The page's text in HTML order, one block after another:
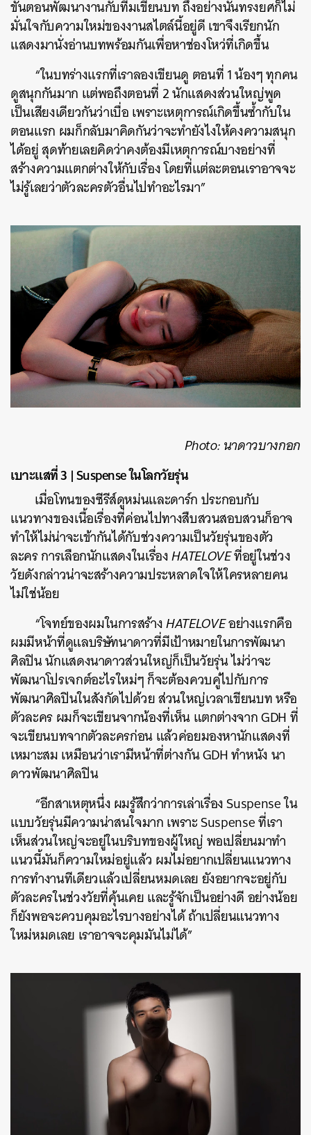
ขั้นตอนพัฒนางานกับทีมเขียนบท ถึงอย่างนั้นทรงยศก็ไม่
มั่นใจกับความใหม่ของงานสไตล์นี้อยู่ดี เขาจึงเรียกนัก
แสดงมานั่งอ่านบทพร้อมกันเพื่อหาช่องโหว่ที่เกิดขึ้น
“ในบทร่างแรกที่เราลองเขียนดู ตอนที่ 1 น้องๆ ทุกคน
ดูสนุกกันมาก แต่พอถึงตอนที่ 2 นักแสดงส่วนใหญ่พูด
เป็นเสียงเดียวกันว่าเบื่อ เพราะเหตุการณ์เกิดขึ้นซ้ำกับใน
ตอนแรก ผมก็กลับมาคิดกันว่าจะทำยังไงให้คงความสนุก
ได้อยู่ สุดท้ายเลยคิดว่าคงต้องมีเหตุการณ์บางอย่างที่
สร้างความแตกต่างให้กับเรื่อง โดยที่แต่ละตอนเราอาจจะ
ไม่รู้เลยว่าตัวละครตัวอื่นไปทำอะไรมา”
Photo: นาดาวบางกอก
เบาะแสที่ 3 | Suspense ในโลกวัยรุ่น
เมื่อโทนของซีรีส์ดูหม่นและดาร์ก ประกอบกับ
แนวทางของเนื้อเรื่องที่ค่อนไปทางสืบสวนสอบสวนก็อาจ
ทำให้ไม่น่าจะเข้ากันได้กับช่วงความเป็นวัยรุ่นของตัว
ละคร การเลือกนักแสดงในเรื่องHATELOVEที่อยู่ในช่วง
วัยดังกล่าวน่าจะสร้างความประหลาดใจให้ใครหลายคน
ไม่ใช่น้อย
“โจทย์ของผมในการสร้างHATELOVEอย่างแรกคือ
ผมมีหน้าที่ดูแลบริษัทนาดาวที่มีเป้าหมายในการพัฒนา
ศิลปิน นักแสดงนาดาวส่วนใหญ่ก็เป็นวัยรุ่น ไม่ว่าจะ
พัฒนาโปรเจกต์อะไรใหม่ๆ ก็จะต้องควบคู่ไปกับการ
พัฒนาศิลปินในสังกัดไปด้วย ส่วนใหญ่เวลาเขียนบท หรือ
ตัวละคร ผมก็จะเขียนจากน้องที่เห็น แตกต่างจาก GDH ที่
จะเขียนบทจากตัวละครก่อน แล้วค่อยมองหานักแสดงที่
เหมาะสม เหมือนว่าเรามีหน้าที่ต่างกัน GDH ทำหนัง นา
ดาวพัฒนาศิลปิน
“อีกสาเหตุหนึ่ง ผมรู้สึกว่าการเล่าเรื่อง Suspense ใน
แบบวัยรุ่นมีความน่าสนใจมาก เพราะ Suspense ที่เรา
เห็นส่วนใหญ่จะอยู่ในบริบทของผู้ใหญ่ พอเปลี่ยนมาทำ
แนวนี้มันก็ความใหม่อยู่แล้ว ผมไม่อยากเปลี่ยนแนวทาง
การทำงานทีเดียวแล้วเปลี่ยนหมดเลย ยังอยากจะอยู่กับ
ตัวละครในช่วงวัยที่คุ้นเคย และรู้จักเป็นอย่างดี อย่างน้อย
ก็ยังพอจะควบคุมอะไรบางอย่างได้ ถ้าเปลี่ยนแนวทาง
ใหม่หมดเลย เราอาจจะคุมมันไม่ได้”